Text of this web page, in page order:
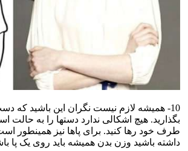
10- همیشه لازم نیست نگران این باشید که
بگذارید. هیچ اشکالی ندارد دستها را به حالت
طرف خود رها کنید. برای پاها نیز همینطور
داشته باشید وزن بدن همیشه باید روی یک پا